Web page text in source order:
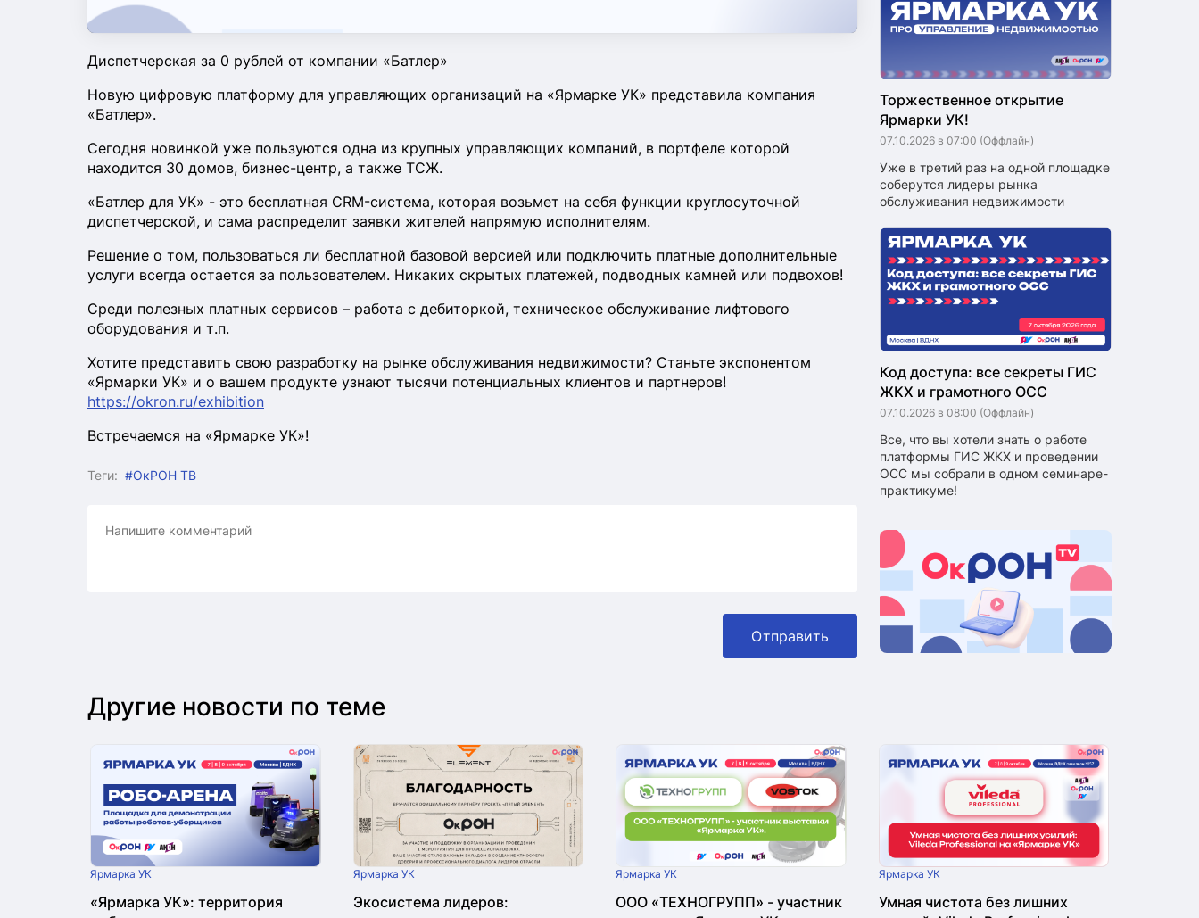
Диспетчерская за 0 рублей от компании «Батлер»
Новую цифровую платформу для управляющих организаций на «Ярмарке УК» представила компания
«Батлер».
Сегодня новинкой уже пользуются одна из крупных управляющих компаний, в портфеле которой
находится 30 домов, бизнес-центр, а также ТСЖ.
«Батлер для УК» - это бесплатная CRM-система, которая возьмет на себя функции круглосуточной
диспетчерской, и сама распределит заявки жителей напрямую исполнителям.
Решение о том, пользоваться ли бесплатной базовой версией или подключить платные дополнительные
услуги всегда остается за пользователем. Никаких скрытых платежей, подводных камней или подвохов!
Среди полезных платных сервисов – работа с дебиторкой, техническое обслуживание лифтового
оборудования и т.п.
Хотите представить свою разработку на рынке обслуживания недвижимости? Станьте экспонентом
«Ярмарки УК» и о вашем продукте узнают тысячи потенциальных клиентов и партнеров!
https://okron.ru/exhibition
Встречаемся на «Ярмарке УК»!
Теги: #ОкРОН ТВ
Отправить
Торжественное открытие
Ярмарки УК!
07.10.2026 в 07:00 (Оффлайн)
Уже в третий раз на одной площадке
соберутся лидеры рынка
обслуживания недвижимости
Код доступа: все секреты ГИС
ЖКХ и грамотного ОСС
07.10.2026 в 08:00 (Оффлайн)
Все, что вы хотели знать о работе
платформы ГИС ЖКХ и проведении
ОСС мы собрали в одном семинаре-
практикуме!
Другие новости по теме
Ярмарка УК
«Ярмарка УК»: территория
Ярмарка УК
Экосистема лидеров:
Ярмарка УК
ООО «ТЕХНОГРУПП» - участник
Ярмарка УК
Умная чистота без лишних